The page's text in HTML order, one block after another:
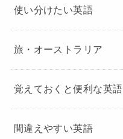
使い分けたい英語
旅・オーストラリア
覚えておくと便利な英語
間違えやすい英語